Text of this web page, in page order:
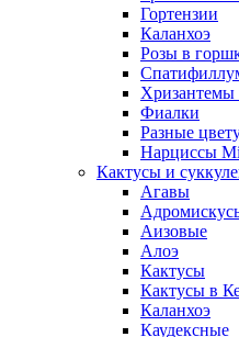
Гортензии
Каланхоэ
Розы в
Хризантемы
Фиалки
Разные
Нарциссы
Кактусы и
Агавы
Аизовые
Алоэ
Кактусы
Кактусы в
Каланхоэ
Каудексные